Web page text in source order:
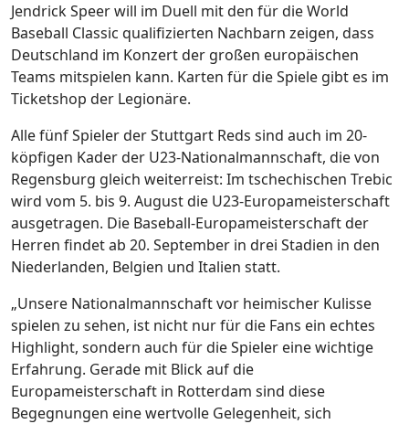
Jendrick Speer will im Duell mit den für die World
Baseball Classic qualifizierten Nachbarn zeigen, dass
Deutschland im Konzert der großen europäischen
Teams mitspielen kann. Karten für die Spiele gibt es im
Ticketshop der Legionäre.
Alle fünf Spieler der Stuttgart Reds sind auch im 20-
köpfigen Kader der U23-Nationalmannschaft, die von
Regensburg gleich weiterreist: Im tschechischen Trebic
wird vom 5. bis 9. August die U23-Europameisterschaft
ausgetragen. Die Baseball-Europameisterschaft der
Herren findet ab 20. September in drei Stadien in den
Niederlanden, Belgien und Italien statt.
„Unsere Nationalmannschaft vor heimischer Kulisse
spielen zu sehen, ist nicht nur für die Fans ein echtes
Highlight, sondern auch für die Spieler eine wichtige
Erfahrung. Gerade mit Blick auf die
Europameisterschaft in Rotterdam sind diese
Begegnungen eine wertvolle Gelegenheit, sich